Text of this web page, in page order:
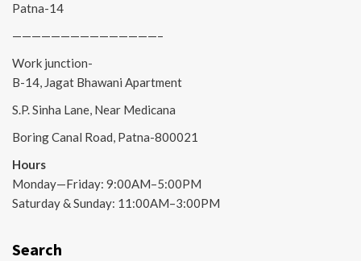
Patna-14
———————————————–
Work junction-
B-14, Jagat Bhawani Apartment
S.P. Sinha Lane, Near Medicana
Boring Canal Road, Patna-800021
Hours
Monday—Friday: 9:00AM–5:00PM
Saturday & Sunday: 11:00AM–3:00PM
Search